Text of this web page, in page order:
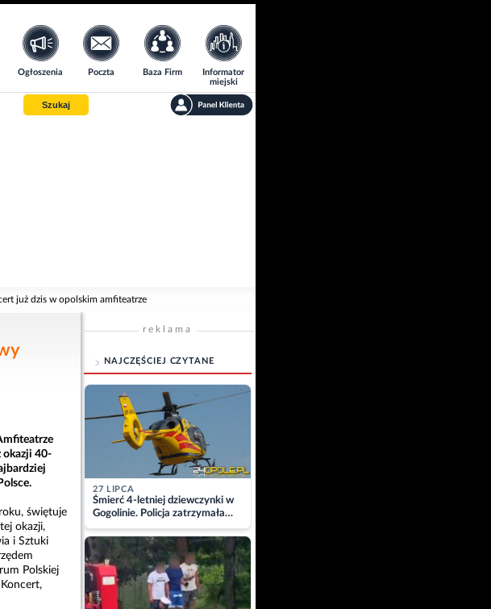
Ogłoszenia Poczta Baza Firm
Informator
miejski
Szukaj
już dzis w opolskim amfiteatrze
okazji 40-
świętuje
okazji,
i Sztuki
Polskiej
reklama
NAJCZĘŚCIEJ CZYTANE
27 LIPCA
Śmierć 4-letniej dziewczynki w
Gogolinie. Policja zatrzymała
matkę